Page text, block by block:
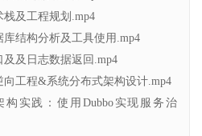
栈及工程规划.mp4
库结构分析及工具使用.mp4
及及日志数据返回.mp4
向工程&系统分布式架构设计.mp4
构实践：使用Dubbo实现服务治